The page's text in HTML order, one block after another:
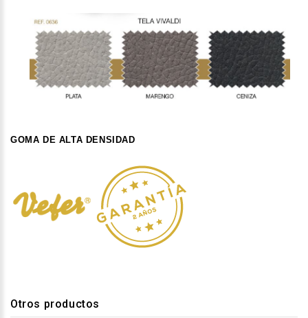
GOMA DE ALTA DENSIDAD
Otros productos